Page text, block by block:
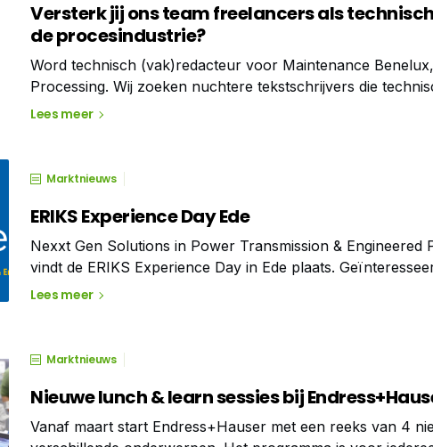
Versterk jij ons team freelancers als
de procesindustrie?
Word technisch (vak)redacteur voor Maintenance
Processing. Wij zoeken nuchtere tekstschrijvers die
heldere verhalen.
Lees meer
Marktnieuws
ERIKS Experience Day Ede
Nexxt Gen Solutions in Power Transmission & Engineered
vindt de ERIKS Experience Day in Ede plaats.
een kijk in de toekomst van Aandrijftechniek en
Lees meer
Marktnieuws
Nieuwe lunch & learn sessies bij
Vanaf maart start Endress+Hauser met een reeks van 4